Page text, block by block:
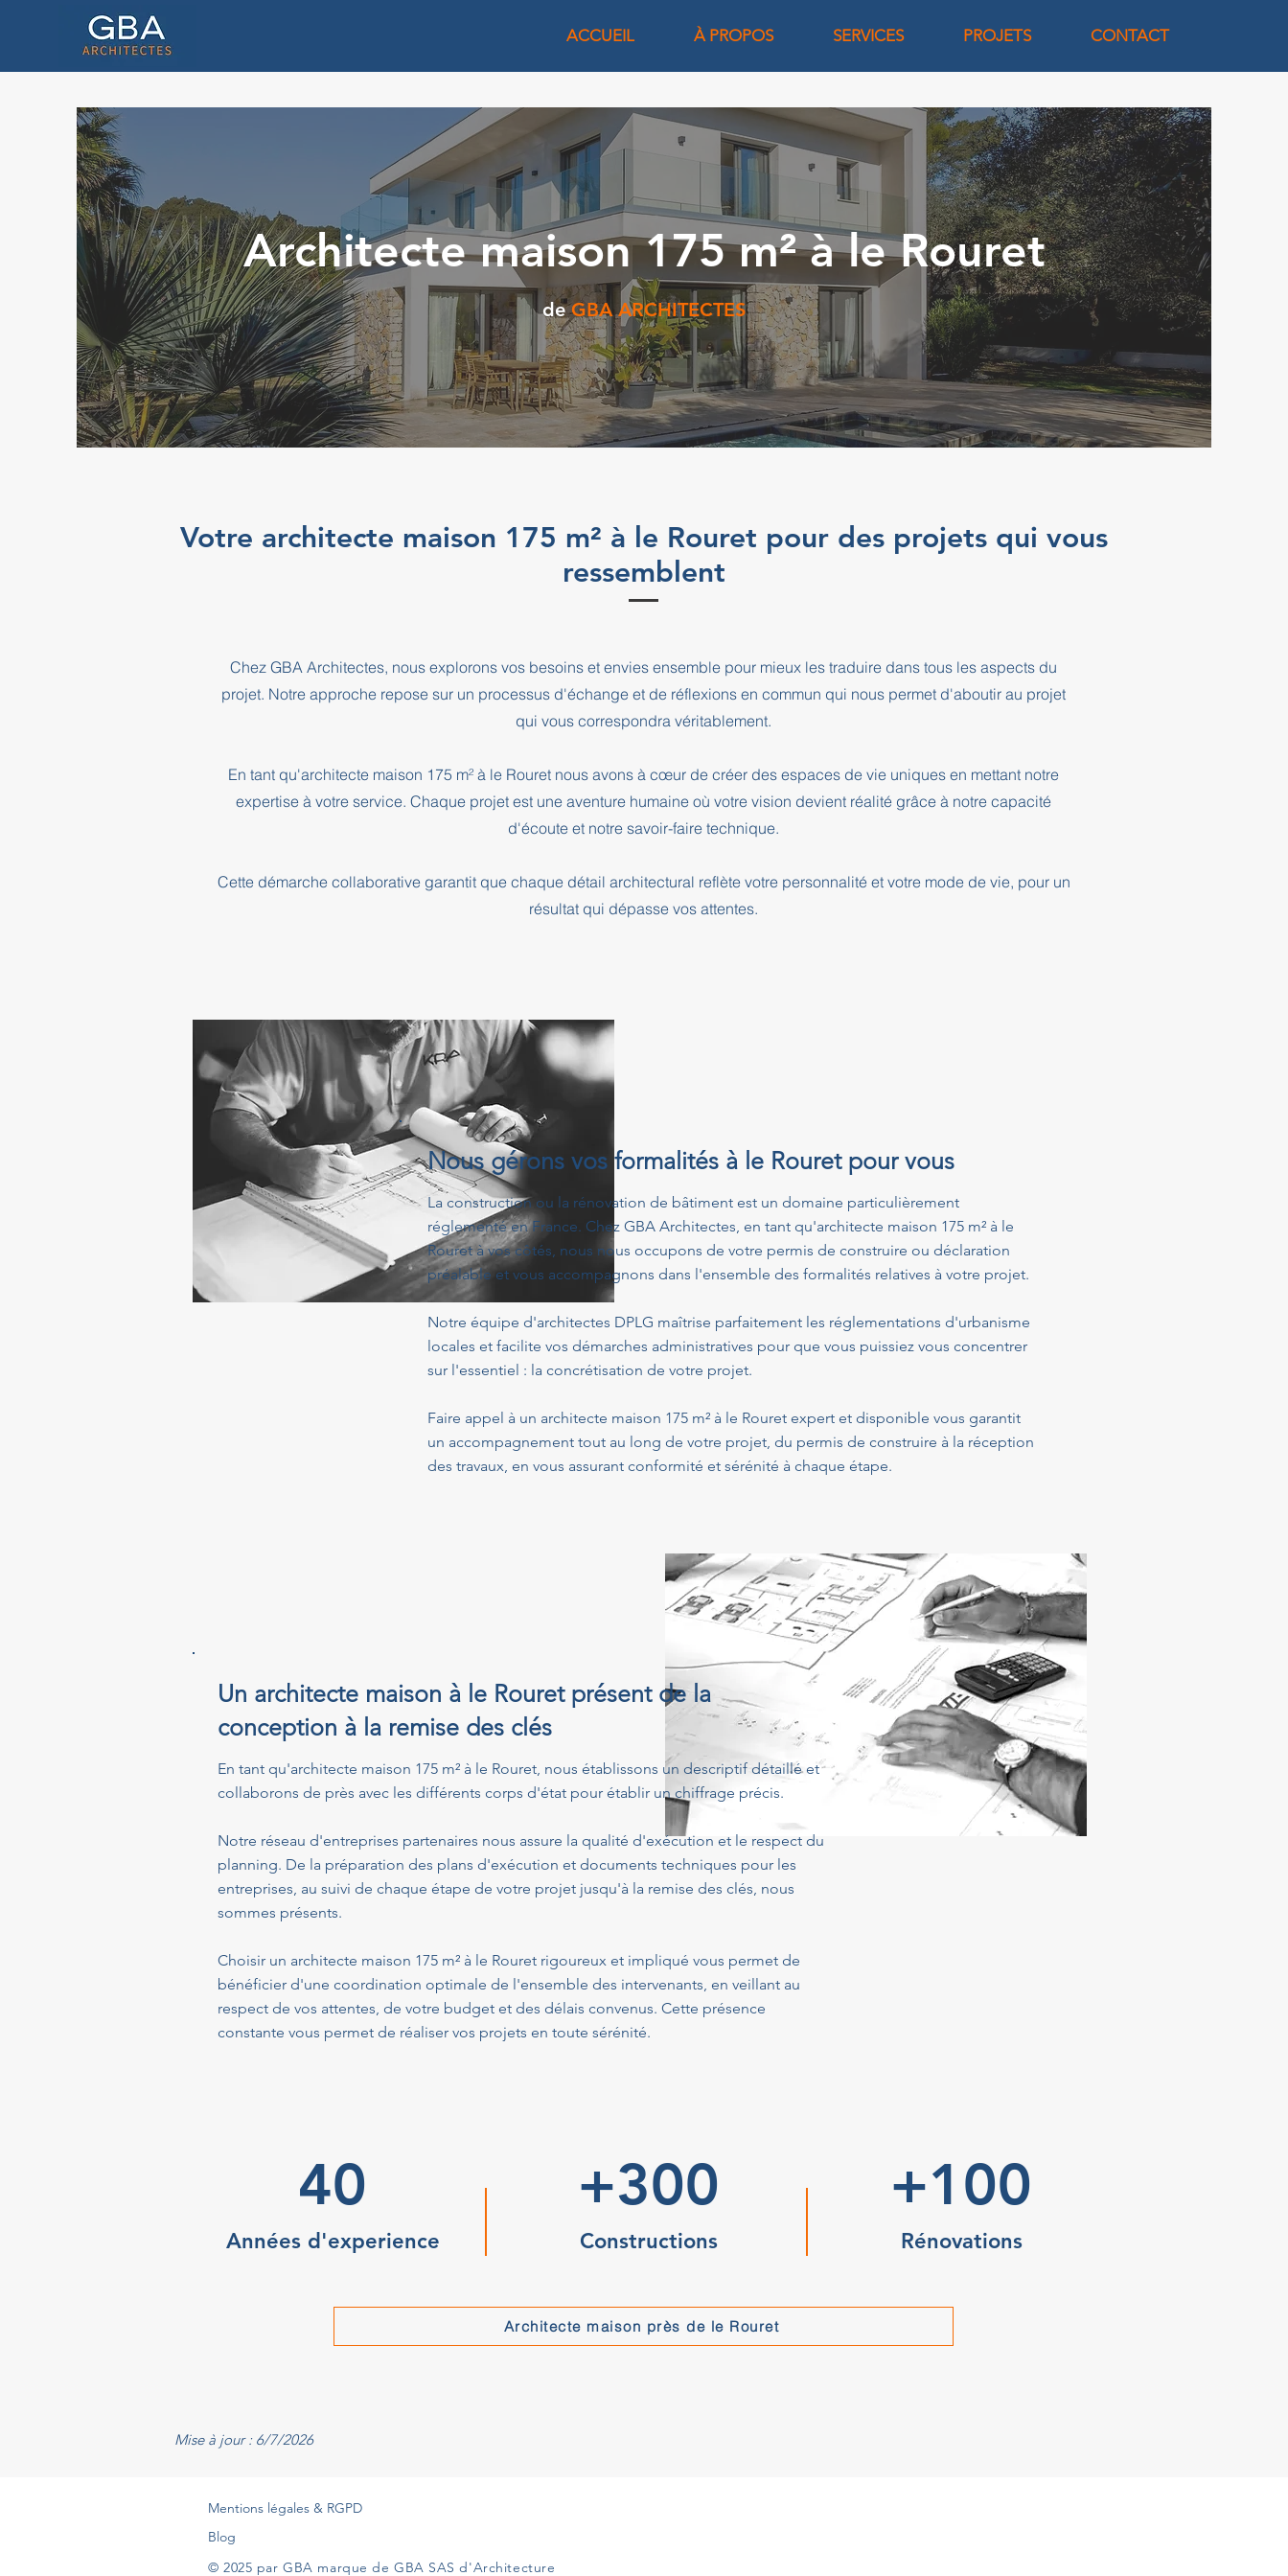
ACCUEIL À PROPOS SERVICES PROJETS CONTACT
Architecte maison 175 m² à le Rouret
de GBA ARCHITECTES
Votre architecte maison 175 m² à le Rouret pour des projets qui vous
ressemblent
Chez GBA Architectes, nous explorons vos besoins et envies ensemble pour mieux les traduire dans tous les aspects du
projet. Notre approche repose sur un processus d'échange et de réflexions en commun qui nous permet d'aboutir au projet
qui vous correspondra véritablement.
En tant qu'architecte maison 175 m² à le Rouret nous avons à cœur de créer des espaces de vie uniques en mettant notre
expertise à votre service. Chaque projet est une aventure humaine où votre vision devient réalité grâce à notre capacité
d'écoute et notre savoir-faire technique.
Cette démarche collaborative garantit que chaque détail architectural reflète votre personnalité et votre mode de vie, pour un
résultat qui dépasse vos attentes.
Nous gérons vos formalités à le Rouret pour vous
La construction ou la rénovation de bâtiment est un domaine particulièrement
réglementé en France. Chez GBA Architectes, en tant qu'architecte maison 175 m² à le
Rouret à vos côtés, nous nous occupons de votre permis de construire ou déclaration
préalable et vous accompagnons dans l'ensemble des formalités relatives à votre projet.
Notre équipe d'architectes DPLG maîtrise parfaitement les réglementations d'urbanisme
locales et facilite vos démarches administratives pour que vous puissiez vous concentrer
sur l'essentiel : la concrétisation de votre projet.
Faire appel à un architecte maison 175 m² à le Rouret expert et disponible vous garantit
un accompagnement tout au long de votre projet, du permis de construire à la réception
des travaux, en vous assurant conformité et sérénité à chaque étape.
Un architecte maison à le Rouret présent de la
conception à la remise des clés
En tant qu'architecte maison 175 m² à le Rouret, nous établissons un descriptif détaillé et
collaborons de près avec les différents corps d'état pour établir un chiffrage précis.
Notre réseau d'entreprises partenaires nous assure la qualité d'exécution et le respect du
planning. De la préparation des plans d'exécution et documents techniques pour les
entreprises, au suivi de chaque étape de votre projet jusqu'à la remise des clés, nous
sommes présents.
Choisir un architecte maison 175 m² à le Rouret rigoureux et impliqué vous permet de
bénéficier d'une coordination optimale de l'ensemble des intervenants, en veillant au
respect de vos attentes, de votre budget et des délais convenus. Cette présence
constante vous permet de réaliser vos projets en toute sérénité.
40
Années d'experience
+300
Constructions
+100
Rénovations
Architecte maison près de le Rouret
Mise à jour : 6/7/2026
Mentions légales & RGPD
Blog
© 2025 par GBA marque de GBA SAS d'Architecture